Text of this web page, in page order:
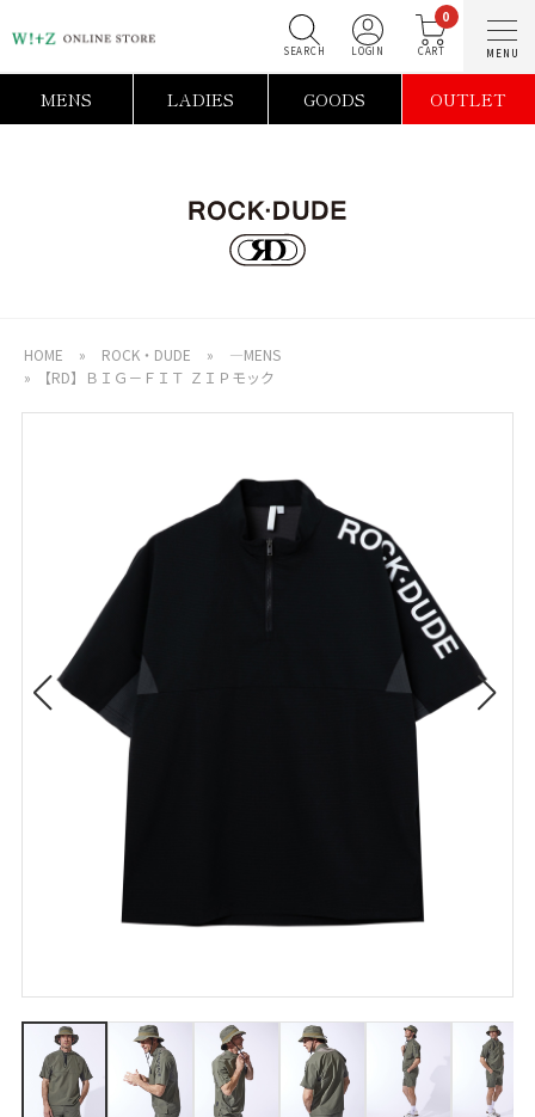
0
MENS LADIES GOODS OUTLET
HOME » ROCK・DUDE »
―MENS
»
【RD】ＢＩＧ－ＦＩＴ ＺＩＰモック